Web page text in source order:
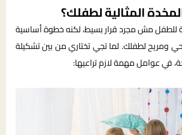
المثالية لطفلك؟
للطفل مش مجرد قرار بسيط، لكنه خطوة أساسية
ومريح لطفلك. لما تجي تختاري من بين تشكيلة
في عوامل مهمة لازم تراعيها: